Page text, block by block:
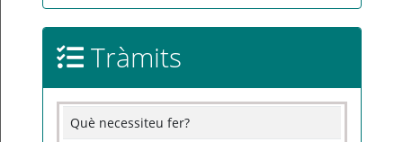
Tràmits
Què necessiteu fer?